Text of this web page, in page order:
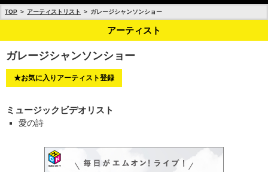
TOP アーティストリスト ガレージシャンソンショー
アーティスト
ガレージシャンソンショー
★お気に入りアーティスト登録
ミュージックビデオリスト
愛の詩